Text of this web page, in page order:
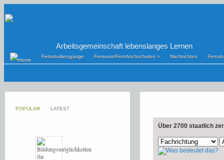
Arbeitsgemeinschaft lebenslanges Lernen
Fernstudiengänge Fernunis/Fernhochschulen » Nachrichten
Über 2700 staatlich
POPULAR LATEST